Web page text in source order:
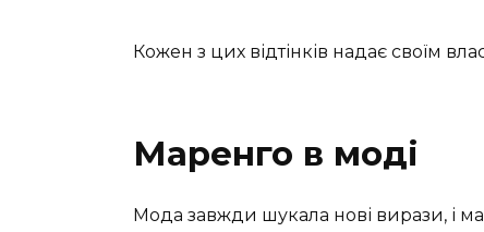
Кожен з цих відтінків надає своїм
Маренго в моді
Мода завжди шукала нові вирази, і